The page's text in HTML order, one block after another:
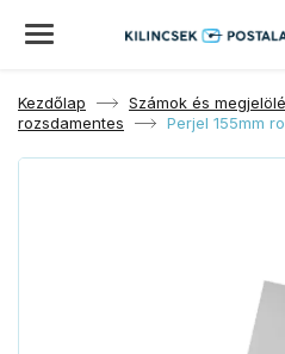
Kezdőlap Számok és
rozsdamentes
Perjel 155mm